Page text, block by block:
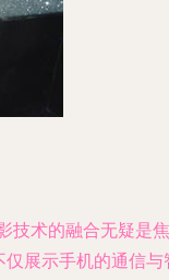
技术的融合无疑是焦
仅展示手机的通信与